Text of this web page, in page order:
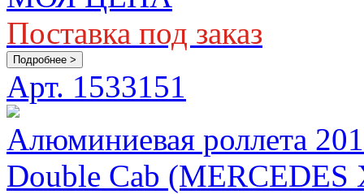
Поставка под заказ
Подробнее >
Арт. 1533151
Алюминиевая роллета
Double Cab (MERCEDES